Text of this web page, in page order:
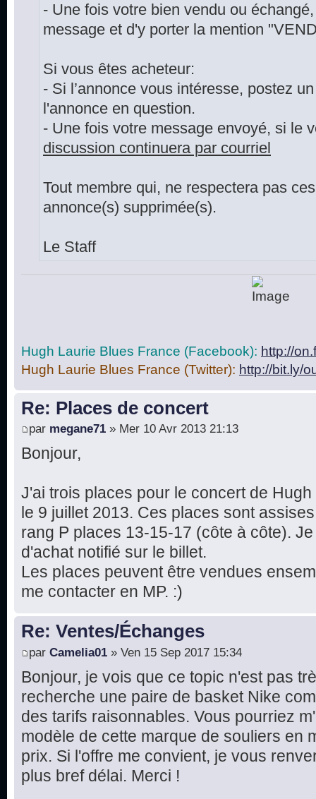
- Une fois votre bien vendu ou
message et d'y porter la mention
Si vous êtes acheteur:
- Si l’annonce vous intéresse, postez
l'annonce en question.
- Une fois votre message envoyé, si le
discussion continuera par courriel
Tout membre qui, ne respectera pas
annonce(s) supprimée(s).
Le Staff
Hugh Laurie Blues France (Facebook): http://
Hugh Laurie Blues France (Twitter): http://bit.ly/
Re: Places de concert
par megane71 » Mer 10 Avr 2013 21:13
Bonjour,
J'ai trois places pour le concert de
le 9 juillet 2013. Ces places sont
rang P places 13-15-17 (côte à côte).
d'achat notifié sur le billet.
Les places peuvent être vendues
me contacter en MP. :)
Re: Ventes/Échanges
par Camelia01 » Ven 15 Sep 2017 15:34
Bonjour, je vois que ce topic n'est pas
recherche une paire de basket Nike
des tarifs raisonnables. Vous pourriez
modèle de cette marque de souliers en
prix. Si l'offre me convient, je vous
plus bref délai. Merci !